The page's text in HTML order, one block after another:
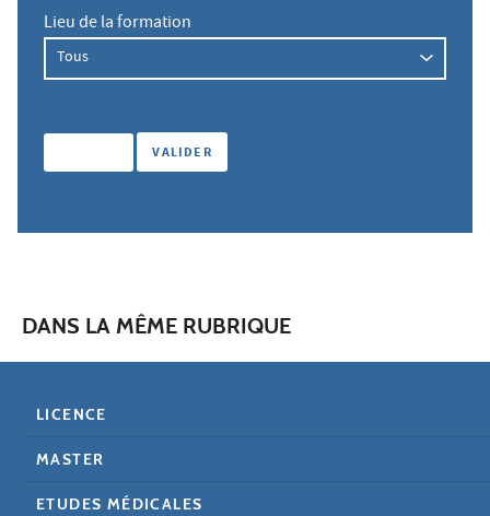
Lieu de la formation
DANS LA MÊME RUBRIQUE
LICENCE
MASTER
ETUDES MÉDICALES